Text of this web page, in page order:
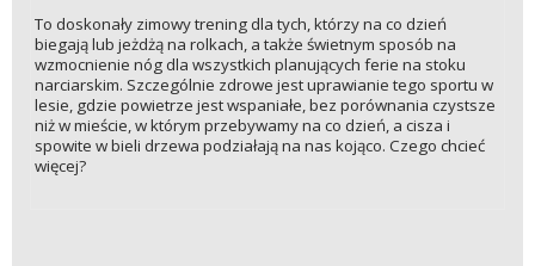
To doskonały zimowy trening dla tych, którzy na co dzień
biegają lub jeżdżą na rolkach, a także świetnym sposób na
wzmocnienie nóg dla wszystkich planujących ferie na stoku
narciarskim. Szczególnie zdrowe jest uprawianie tego sportu w
lesie, gdzie powietrze jest wspaniałe, bez porównania czystsze
niż w mieście, w którym przebywamy na co dzień, a cisza i
spowite w bieli drzewa podziałają na nas kojąco. Czego chcieć
więcej?